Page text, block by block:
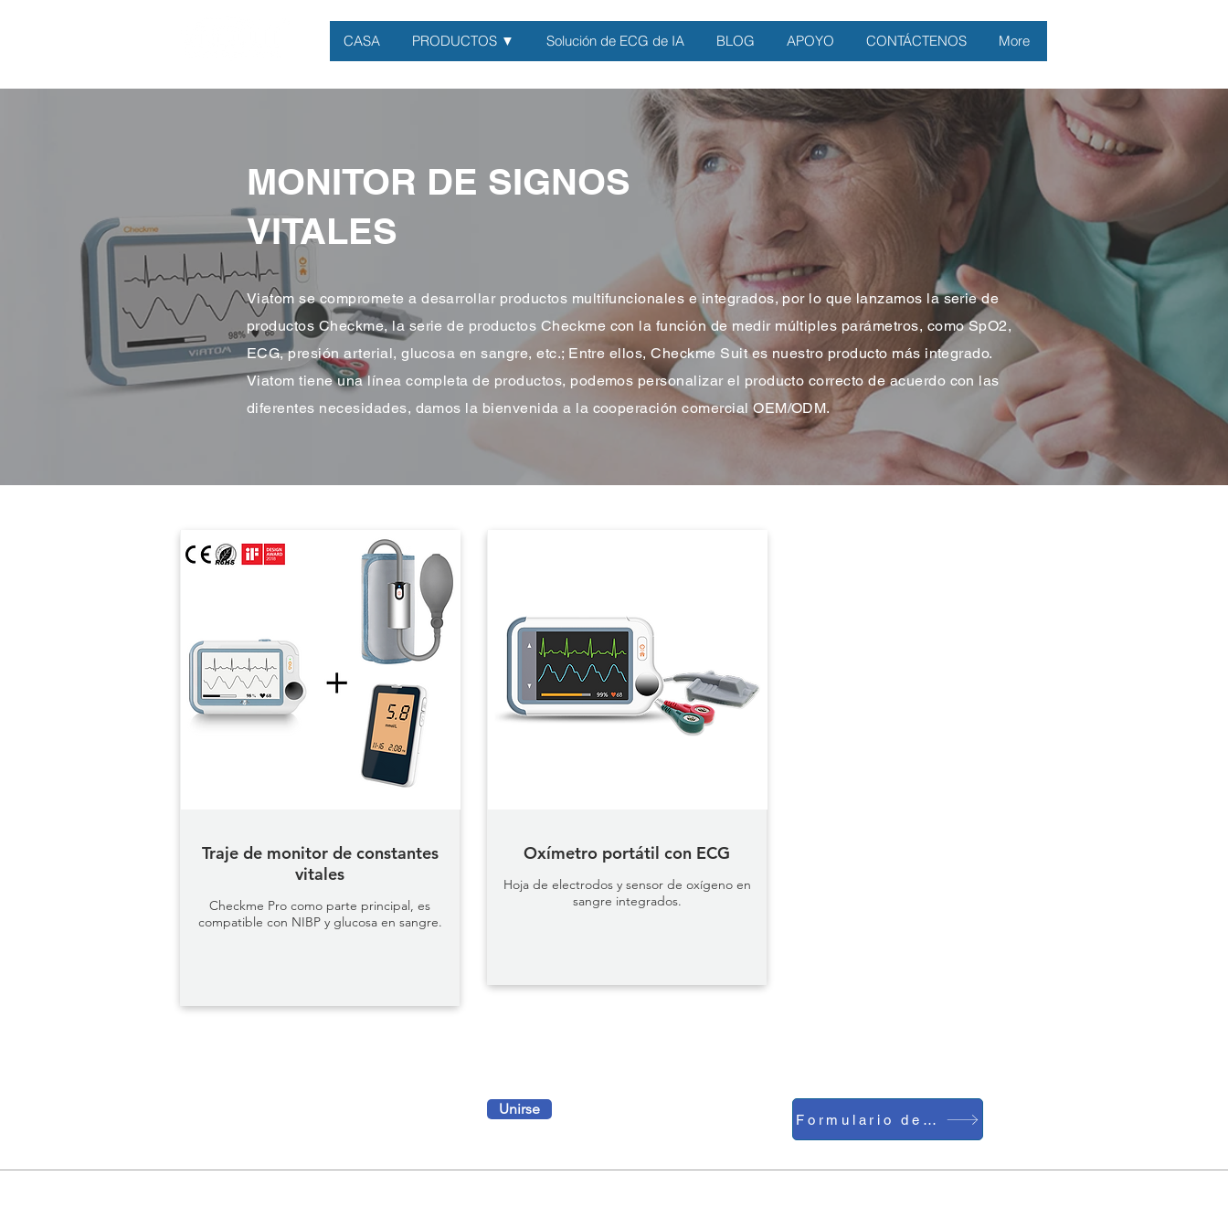
CASA PRODUCTOS ▼ Solución de ECG de IA BLOG APOYO CONTÁCTENOS More
MONITOR DE SIGNOS
VITALES
Viatom se compromete a desarrollar productos multifuncionales e integrados, por lo que lanzamos la serie de
productos Checkme, la serie de productos Checkme con la función de medir múltiples parámetros, como SpO2,
ECG, presión arterial, glucosa en sangre, etc.; Entre ellos, Checkme Suit es nuestro producto más integrado.
Viatom tiene una línea completa de productos, podemos personalizar el producto correcto de acuerdo con las
diferentes necesidades, damos la bienvenida a la cooperación comercial OEM/ODM.
Monitores de
Traje de monitor de constantes
vitales
Checkme Pro como parte principal, es
compatible con NIBP y glucosa en sangre.
Oxímetro portátil con ECG
Hoja de electrodos y sensor de oxígeno en
sangre integrados.
Unirse
Formulario de contacto